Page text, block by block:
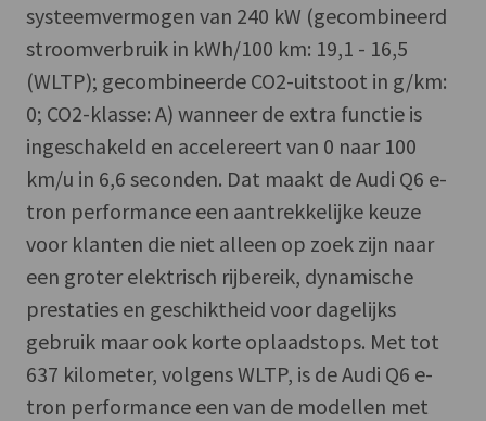
systeemvermogen van 240 kW (gecombineerd
stroomverbruik in kWh/100 km: 19,1 - 16,5
(WLTP); gecombineerde CO2-uitstoot in g/km:
0; CO2-klasse: A) wanneer de extra functie is
ingeschakeld en accelereert van 0 naar 100
km/u in 6,6 seconden. Dat maakt de Audi Q6 e-
tron performance een aantrekkelijke keuze
voor klanten die niet alleen op zoek zijn naar
een groter elektrisch rijbereik, dynamische
prestaties en geschiktheid voor dagelijks
gebruik maar ook korte oplaadstops. Met tot
637 kilometer, volgens WLTP, is de Audi Q6 e-
tron performance een van de modellen met